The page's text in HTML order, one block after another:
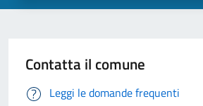
Contatta il comune
Leggi le domande frequenti